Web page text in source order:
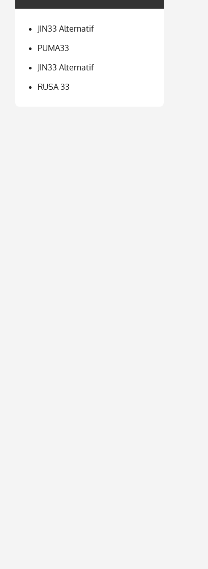
JIN33 Alternatif
PUMA33
JIN33 Alternatif
RUSA 33